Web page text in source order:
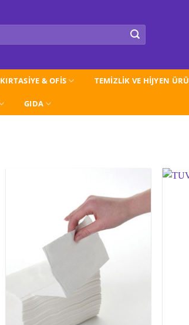
KIRTASİYE & OFİS TEMİZLİK VE HİJYEN
GIDA